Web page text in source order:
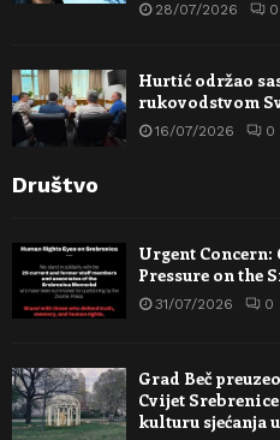
28/07/2026 0
Hurtić održao
rukovodstvom
16/07/2026 0
Društvo
Urgent
Pressure on the
31/07/2026 0
Grad Beč
Cvijet
kulturu sjećanja